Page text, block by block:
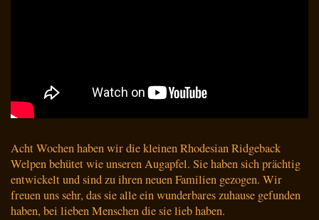
Acht Wochen haben wir die kleinen Rhodesian Ridgeback
Welpen behütet wie unseren Augapfel. Sie haben sich prächtig
entwickelt und sind zu ihren neuen Familien gezogen. Wir
freuen uns sehr, das sie alle ein wunderbares zuhause gefunden
haben, bei lieben Menschen die sie lieb haben.